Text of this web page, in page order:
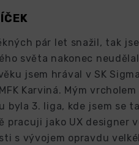
pár let snažil, tak
světa nakonec
jsem hrával v SK
Karviná. Mým vrcholem
byla 3. liga, kde jsem se
pracuji jako UX designer
s vývojem opravdu